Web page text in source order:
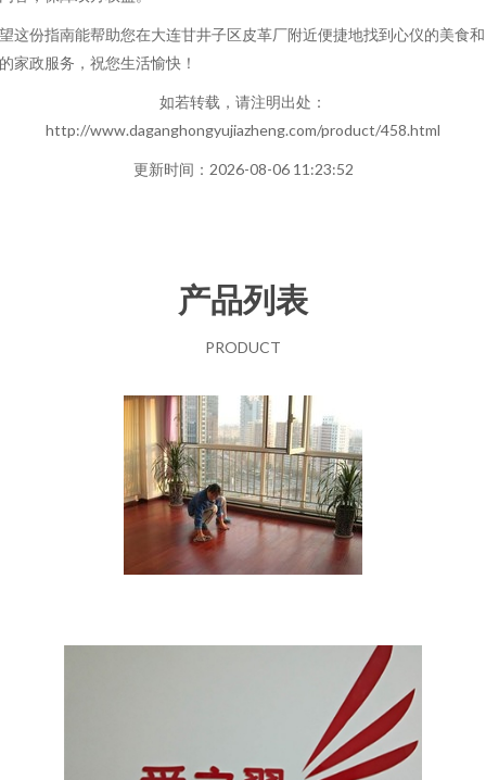
这份指南能帮助您在大连甘井子区皮革厂附近便捷地找到心仪的美食
家政服务，祝您生活愉快！
如若转载，请注明出处：
http://www.daganghongyujiazheng.com/product/458.html
更新时间：2026-08-06 11:23:52
产品列表
PRODUCT